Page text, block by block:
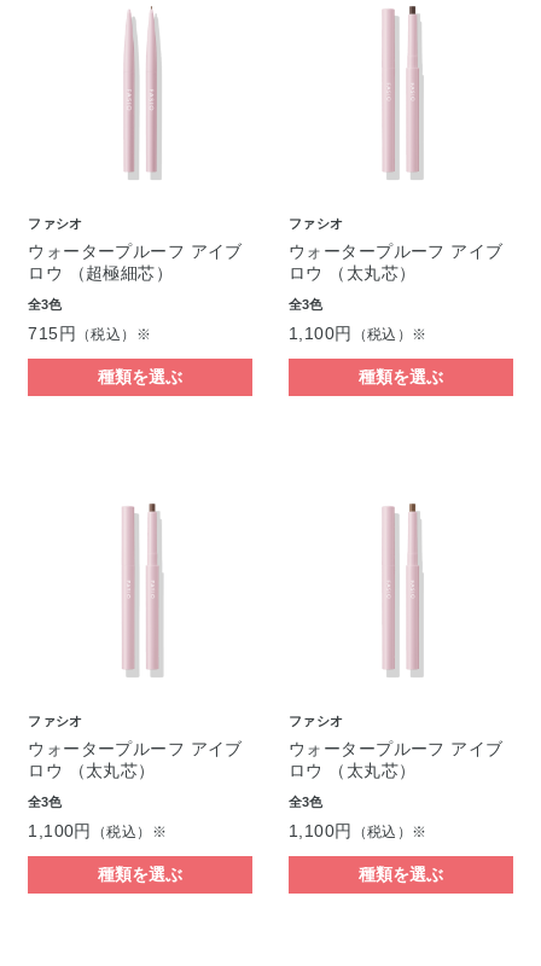
ファシオ
ウォータープルーフ アイブ
ロウ （超極細芯）
全3色
715円 （税込）※
種類を選ぶ
ファシオ
ウォータープルーフ アイブ
ロウ （太丸芯）
全3色
1,100円 （税込）※
種類を選ぶ
ファシオ
ウォータープルーフ アイブ
ロウ （太丸芯）
全3色
1,100円 （税込）※
種類を選ぶ
ファシオ
ウォータープルーフ アイブ
ロウ （太丸芯）
全3色
1,100円 （税込）※
種類を選ぶ